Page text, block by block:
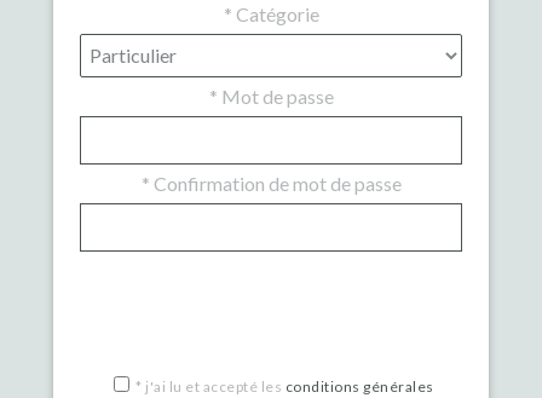
* Catégorie
* Mot de passe
* Confirmation de mot de passe
* j'ai lu et accepté les conditions générales